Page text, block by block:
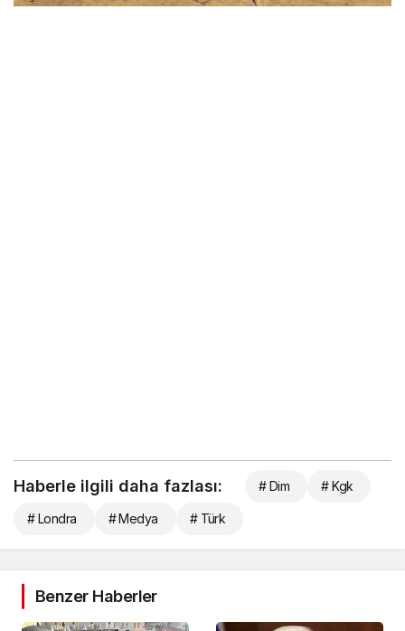
Haberle ilgili daha fazlası: # Dim # Kgk
# Londra # Medya # Türk
Benzer Haberler